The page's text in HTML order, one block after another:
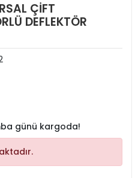
ÇİFT
DEFLEKTÖR
günü kargoda!